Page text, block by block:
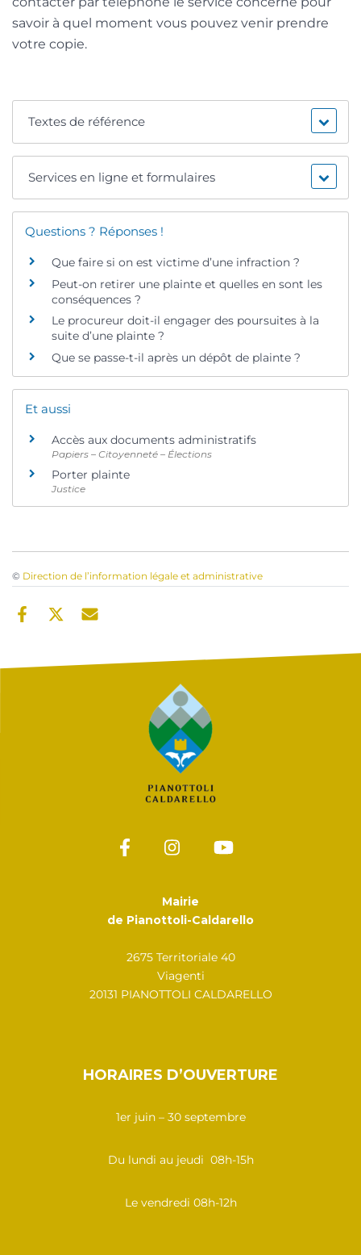
savoir à quel moment vous pouvez venir prendre
votre copie.
Textes de référence
Services en ligne et formulaires
Questions ? Réponses !
Que faire si on est victime d’une infraction ?
Peut-on retirer une plainte et quelles en sont les
conséquences ?
Le procureur doit-il engager des poursuites à la
suite d’une plainte ?
Que se passe-t-il après un dépôt de plainte ?
Et aussi
Accès aux documents administratifs
Papiers – Citoyenneté – Élections
Porter plainte
Justice
© Direction de l’information légale et administrative
Mairie
de Pianottoli-Caldarello
2675 Territoriale 40
Viagenti
20131 PIANOTTOLI CALDARELLO
HORAIRES D’OUVERTURE
1er juin – 30 septembre
Du lundi au jeudi 08h-15h
Le vendredi 08h-12h